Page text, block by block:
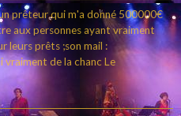
prêteur qui m'a donné 500000€
aux personnes ayant vraiment
leurs prêts ;son mail :
vraiment de la chancLe